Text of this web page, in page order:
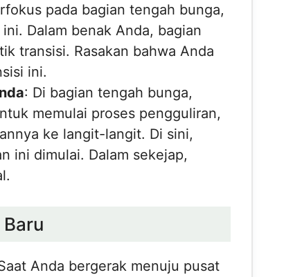
pada bagian tengah bunga,
Dalam benak Anda, bagian
transisi. Rasakan bahwa Anda
ini.
: Di bagian tengah bunga,
memulai proses pengguliran,
ke langit-langit. Di sini,
ini dimulai. Dalam sekejap,
Anda bergerak menuju pusat